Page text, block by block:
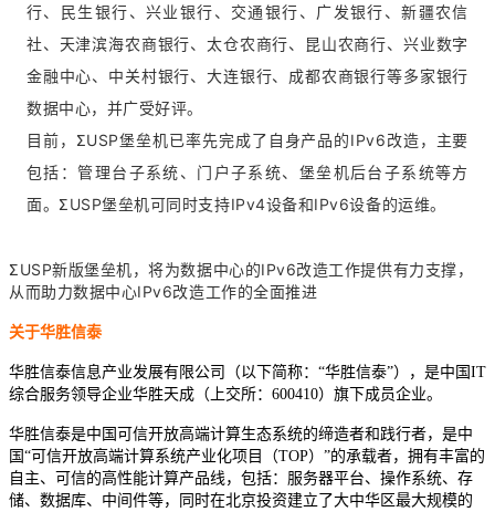
行、民生银行、兴业银行、交通银行、广发银行、新疆农信
社、天津滨海农商银行、太仓农商行、昆山农商行、兴业数字
金融中心、中关村银行、大连银行、成都农商银行等多家银行
数据中心，并广受好评。
目前，ΣUSP堡垒机已率先完成了自身产品的IPv6改造，主要
包括：管理台子系统、门户子系统、堡垒机后台子系统等方
面。ΣUSP堡垒机可同时支持IPv4设备和IPv6设备的运维。
ΣUSP新版堡垒机，将为数据中心的IPv6改造工作提供有力支撑，
从而助力数据中心IPv6改造工作的全面推进
关于华胜信泰
华胜信泰信息产业发展有限公司（以下简称：“华胜信泰”），是中国IT
综合服务领导企业华胜天成（上交所：600410）旗下成员企业。
华胜信泰是中国可信开放高端计算生态系统的缔造者和践行者，是中
国“可信开放高端计算系统产业化项目（TOP）”的承载者，拥有丰富的
自主、可信的高性能计算产品线，包括：服务器平台、操作系统、存
储、数据库、中间件等，同时在北京投资建立了大中华区最大规模的